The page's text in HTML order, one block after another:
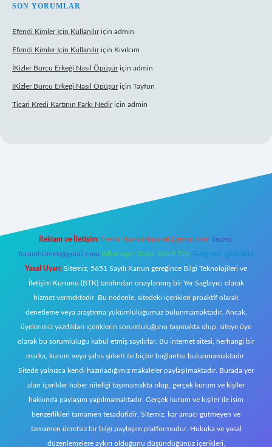
SON YORUMLAR
Efendi Kimler Için Kullanılıriçin admin
Efendi Kimler Için Kullanılıriçin Kıvılcım
İKizler Burcu Erkeği Nasıl Öpüşüriçin admin
İKizler Burcu Erkeği Nasıl Öpüşüriçin Tayfun
Ticari Kredi Kartının Farkı Nediriçin admin
Reklam ve İletişim: E-mail: backlinkpaneli@gmail.com Teams:
forumhizmeti@gmail.com Whatsapp: 0262 606 0 726 Telegram: @karabul
Yasal Uyarı: Sitemiz, 5651 Sayılı Kanun gereğince Bilgi Teknolojileri ve
İletişim Kurumu (BTK) tarafından onaylanmış bir Yer Sağlayıcı olarak
hizmet vermektedir. Bu nedenle, sitedeki içerikleri proaktif olarak
denetleme veya araştırma yükümlülüğümüz bulunmamaktadır. Ancak,
üyelerimiz yazdıkları içeriklerin sorumluluğunu taşımakta olup, siteye üye
olarak bu sorumluluğu kabul etmiş sayılırlar. Bu internet sitesi, herhangi bir
marka, kurum veya şahıs şirketi ile hiçbir bağlantısı bulunmamaktadır.
Sitede yalnızca kendi hazırladığımız makaleler paylaşılmaktadır. Burada yer
alan içerikler haber niteliği taşımamakta olup, gerçek kurum ve kişiler
hakkında paylaşım yapılmamaktadır. Gerçek kurum ve kişiler ile isim
benzerlikleri tamamen tesadüfidir. Sitemiz, kar amacı gütmeyen ve
tamamen ücretsiz bir bilgi paylaşım platformudur. Hukuka ve yasal
düzenlemelere aykırı olduğunu düşündüğünüz içerikleri,